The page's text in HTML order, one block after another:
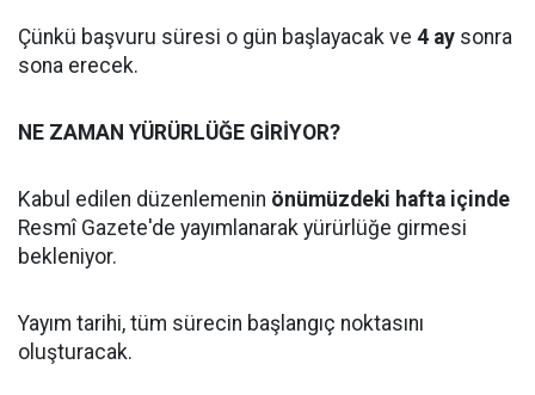
Çünkü başvuru süresi o gün başlayacak ve 4 ay sonra
sona erecek.
NE ZAMAN YÜRÜRLÜĞE GİRİYOR?
Kabul edilen düzenlemenin önümüzdeki hafta içinde
Resmî Gazete'de yayımlanarak yürürlüğe girmesi
bekleniyor.
Yayım tarihi, tüm sürecin başlangıç noktasını
oluşturacak.